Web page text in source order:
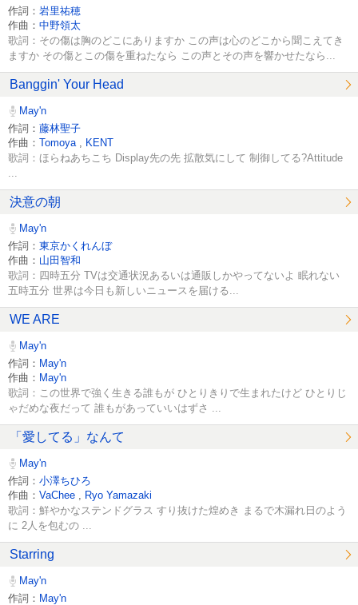
作詞： 岩里祐穂
作曲： 中野領太
歌詞：その傷は胸のどこにありますか この声は心のどこから聞こえてき
ますか その傷とこの傷を重ねたなら この声とその声を響かせたなら...
Banggin' Your Head
May'n
作詞： 藤林聖子
作曲： Tomoya KENT
歌詞：ほらねあちこち Display先の先 拡散気にして 制御してる?Attitude
決意の朝
May'n
作詞： 東京かくれんぼ
作曲： 山田智和
歌詞：四時五分 TVは交通状況あるいは通販しかやってないよ 眠れない
五時五分 世界は今日も新しいニュースを届ける...
WE ARE
May'n
作詞： May'n
作曲： May'n
歌詞：この世界で強く生きる誰もが ひとりきりで生まれたけど ひとりじ
ゃだめな夜だって 誰もがあっていいはずさ ...
「愛してる」なんて
May'n
作詞： 小澤ちひろ
作曲： VaChee Ryo Yamazaki
歌詞：鮮やかなステンドグラス すり抜けた煌めき まるで木漏れ日のよう
に 2人を包むの ...
Starring
May'n
作詞： May'n